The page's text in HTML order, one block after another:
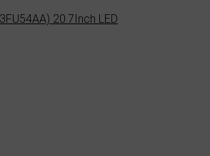
20.7Inch LED